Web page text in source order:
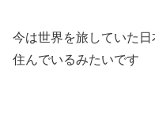
今は世界を旅していた
住んでいるみたいです